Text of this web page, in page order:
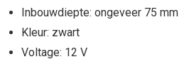
Inbouwdiepte: ongeveer 75 mm
Kleur: zwart
Voltage: 12 V